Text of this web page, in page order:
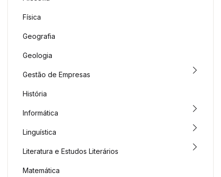
Física
Geografia
Geologia
Gestão de Empresas
História
Informática
Linguística
Literatura e Estudos Literários
Matemática